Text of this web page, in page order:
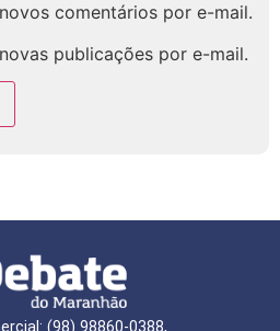
comentários por e-mail.
publicações por e-mail.